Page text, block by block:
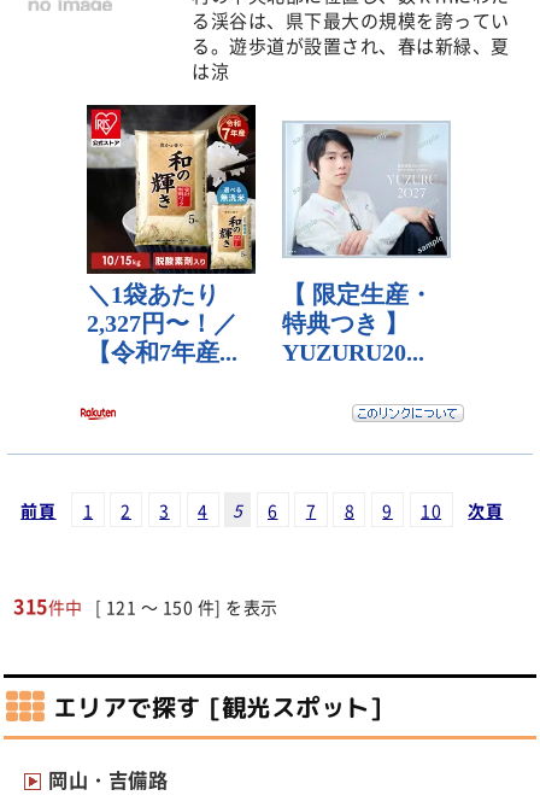
る渓谷は、県下最大の規模を誇ってい
る。遊歩道が設置され、春は新緑、夏
は涼
前頁 1 2 3 4 5 6 7 8 9 10 次頁
315件中 [ 121 ～ 150 件] を表示
エリアで探す [観光スポット]
岡山・吉備路